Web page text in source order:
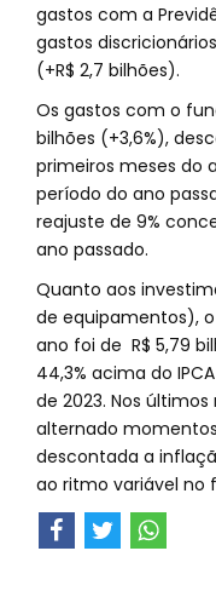
gastos com a
gastos
(+R$ 2,7 bilhões).
Os gastos com o
bilhões (+3,6%),
primeiros meses do
período do ano
reajuste de 9%
ano passado.
Quanto aos
de equipamentos),
ano foi de R$ 5,79
44,3% acima do
de 2023. Nos
alternado
descontada a
ao ritmo variável no